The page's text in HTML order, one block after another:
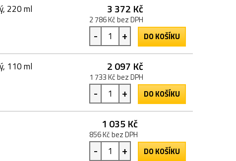
220 ml 3 372 Kč
2 786 Kč bez DPH
- + DO KOŠÍKU
110 ml 2 097 Kč
1 733 Kč bez DPH
- + DO KOŠÍKU
1 035 Kč
856 Kč bez DPH
- + DO KOŠÍKU